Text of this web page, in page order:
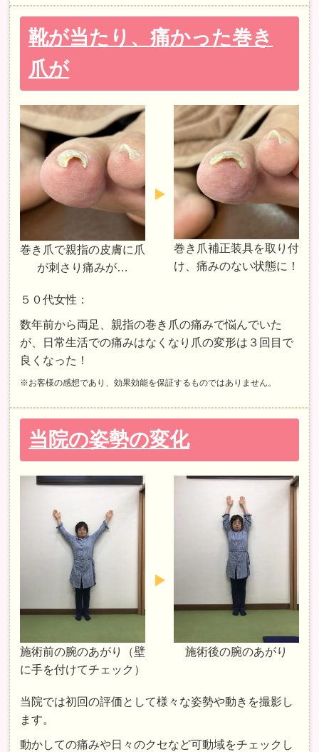
靴が当たり、痛かった巻き
爪が
巻き爪で親指の皮膚に爪
が刺さり痛みが…
巻き爪補正装具を取り付
け、痛みのない状態に！
５０代女性：
数年前から両足、親指の巻き爪の痛みで悩んでいた
が、日常生活での痛みはなくなり爪の変形は３回目で
良くなった！
※お客様の感想であり、効果効能を保証するものではありません。
当院の姿勢の変化
施術前の腕のあがり（壁
に手を付けてチェック）
施術後の腕のあがり
当院では初回の評価として様々な姿勢や動きを撮影し
ます。
動かしての痛みや日々のクセなど可動域をチェックし